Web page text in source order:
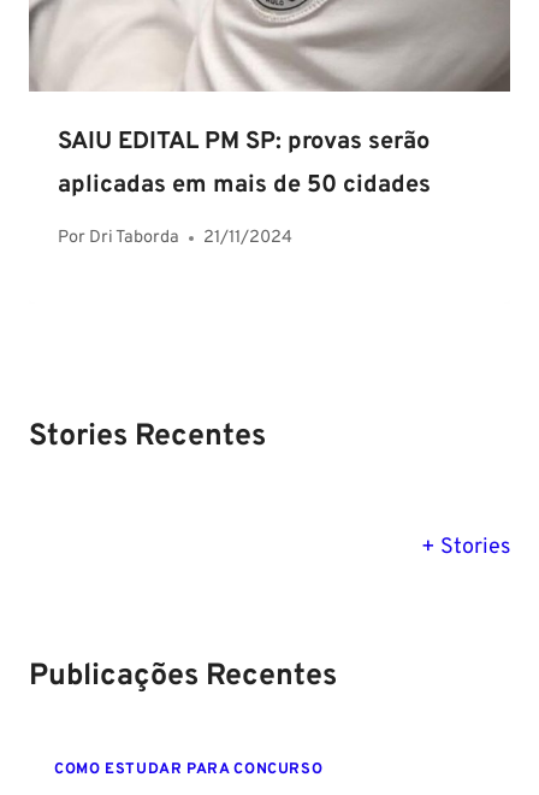
SAIU EDITAL PM SP: provas serão
aplicadas em mais de 50 cidades
Por Dri Taborda 21/11/2024
Stories Recentes
+ Stories
MG:
Publicações Recentes
COMO ESTUDAR PARA CONCURSO